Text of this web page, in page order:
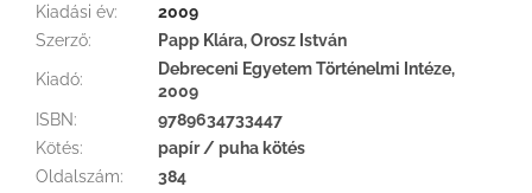
Kiadási év:
2009
Szerző: Papp Klára, Orosz István
Kiadó:
Debreceni Egyetem Történelmi Intéze,
2009
ISBN:
9789634733447
Kötés:
papír / puha kötés
Oldalszám: 384